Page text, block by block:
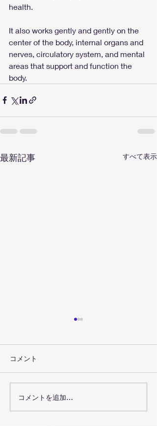
health.
It also works gently and gently on the
center of the body, internal organs and
nerves, circulatory system, and mental
areas that support and function the
body.
最新記事 すべて表示
エクササイズを続けるこ
と
コメント
コメントを追加…